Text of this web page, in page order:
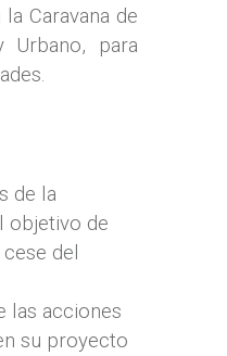
Caravana de
Urbano, para
de la
objetivo de
del
las acciones
su proyecto